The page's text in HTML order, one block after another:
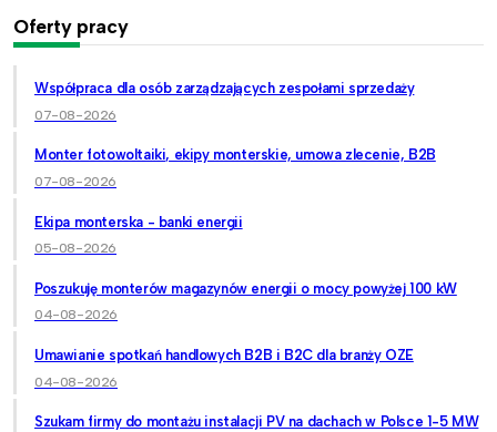
Oferty pracy
Współpraca dla osób zarządzających zespołami sprzedaży
07-08-2026
Monter fotowoltaiki, ekipy monterskie, umowa zlecenie, B2B
07-08-2026
Ekipa monterska - banki energii
05-08-2026
Poszukuję monterów magazynów energii o mocy powyżej 100 kW
04-08-2026
Umawianie spotkań handlowych B2B i B2C dla branży OZE
04-08-2026
Szukam firmy do montażu instalacji PV na dachach w Polsce 1-5 MW